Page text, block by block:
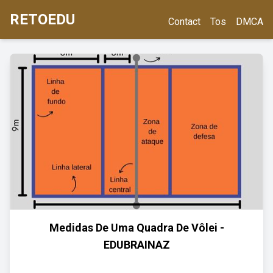
RETOEDU Contact Tos DMCA
Medidas De Uma Quadra De Vôlei -
EDUBRAINAZ